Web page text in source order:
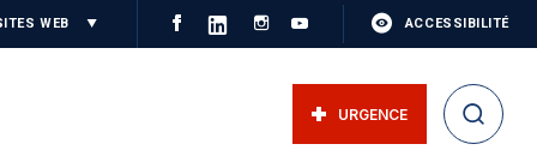
WEB ACCESSIBILITÉ
URGENCE